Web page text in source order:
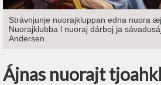
Strávnjunje nuorajkluppan edna nuora
Nuorajklubba l nuoraj dárboj ja
Andersen.
Ájnas nuorajt